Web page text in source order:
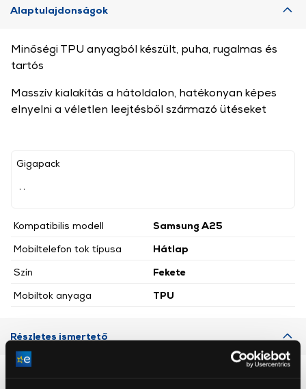
Alaptulajdonságok
Gigapack
Kompatibilis modell
Samsung A25
Mobiltelefon tok típusa
Hátlap
Szín
Fekete
Mobiltok anyaga
TPU
Minőségi TPU anyagból készült, puha, rugalmas és
tartós
Masszív kialakítás a hátoldalon, hatékonyan képes
elnyelni a véletlen leejtésből származó ütéseket
Részletes ismertető